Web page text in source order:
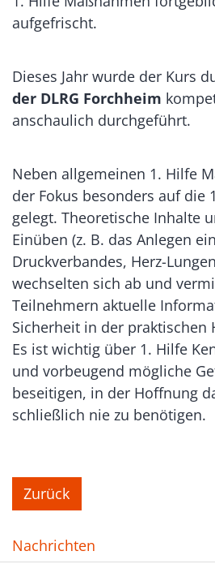
aufgefrischt.
Dieses Jahr wurde der Kurs
der DLRG Forchheim
anschaulich durchgeführt.
Neben allgemeinen 1. Hilfe
der Fokus besonders auf die
gelegt. Theoretische Inhalte
Einüben (z. B. das Anlegen
Druckverbandes, Herz-
wechselten sich ab und
Teilnehmern aktuelle
Sicherheit in der praktischen
Es ist wichtig über 1. Hilfe
und vorbeugend mögliche
beseitigen, in der Hoffnung
schließlich nie zu benötigen.
Zurück
Nachrichten